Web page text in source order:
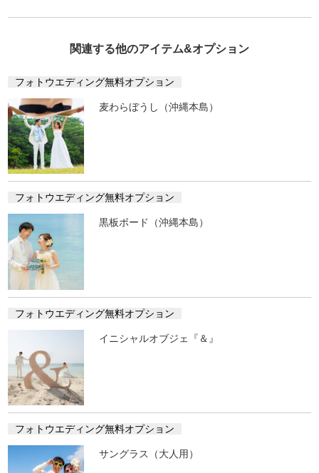
関連する他のアイテム&オプション
フォトウエディング無料オプション
麦わらぼうし（沖縄本島）
フォトウエディング無料オプション
黒板ボード（沖縄本島）
フォトウエディング無料オプション
イニシャルオブジェ『＆』
フォトウエディング無料オプション
サングラス（大人用）